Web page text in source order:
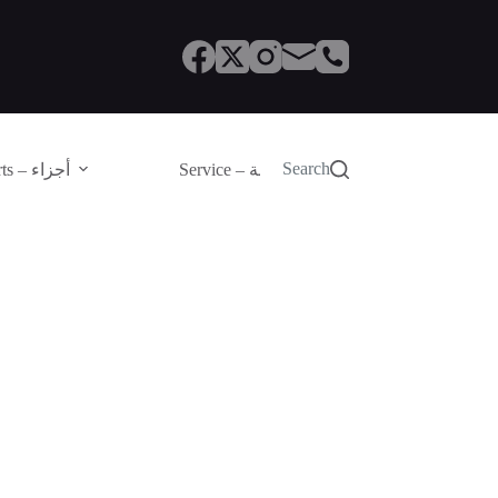
Parts – أجزاء Service – الصيانةSearch